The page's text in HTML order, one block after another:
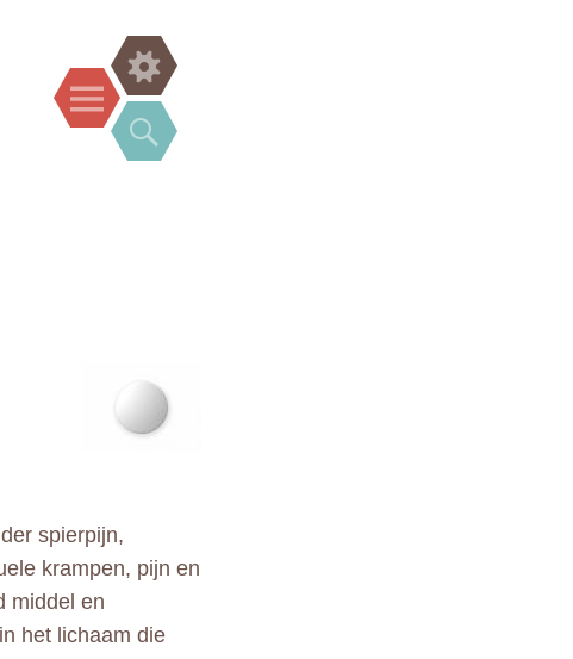
Menu
Widgets
Search
spierpijn,
krampen, pijn en
middel en
het lichaam die